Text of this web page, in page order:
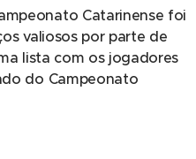
Catarinense foi
valiosos por parte de
lista com os jogadores
do Campeonato